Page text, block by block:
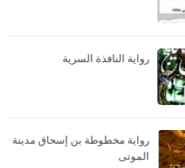
رواية النافذة السرية
رواية مخطوطة بن إسحاق مدينة
الموتى